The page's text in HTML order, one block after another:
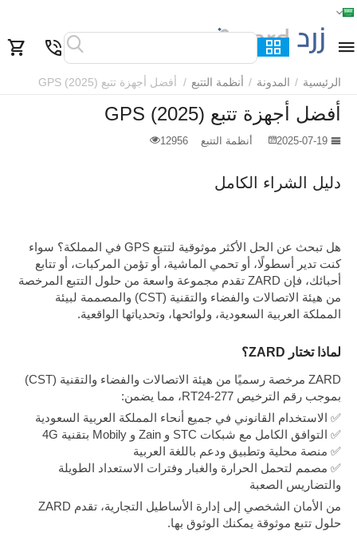
الرئيسية / المدونة / أنظمة التتبع / أفضل أجهزة تتبع GPS (2025)
أفضل أجهزة تتبع GPS (2025)
2025-07-19 أنظمة التتبع 12956
دليل الشراء الكامل
هل تبحث عن الحل الأكثر موثوقية لتتبع GPS في المملكة؟ سواء
كنت تدير أسطولًا، أو تحمي الماشية، أو تؤمن المركبات، أو تتابع
أحبائك، فإن ZARD تقدم مجموعة واسعة من حلول التتبع المرخصة
من هيئة الاتصالات والفضاء والتقنية (CST) والمصممة لبيئة
المملكة العربية السعودية، ولوائحها، وتحدياتها الواقعية.
لماذا تختار ZARD؟
ZARD مرخصة رسميًا من هيئة الاتصالات والفضاء والتقنية (CST)
بموجب رقم الترخيص RT24-277، مما يضمن:
✅ الاستخدام القانوني في جميع أنحاء المملكة العربية السعودية
✅ التوافق الكامل مع شبكات STC و Zain و Mobily بتقنية 4G
✅ منصة محلية وتطبيق ودعم باللغة العربية
✅ مصمم لتحمل الحرارة والغبار وفترات الاستعداد الطويلة
والتضاريس الصعبة
من الأمان الشخصي إلى إدارة الأساطيل التجارية، تقدم ZARD
حلول تتبع موثوقة يمكنك الوثوق بها.
الرئيسية القائمة بحث السلة قائمة المفضلة